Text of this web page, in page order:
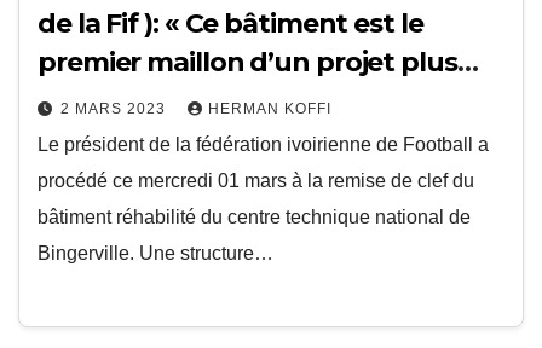
de la Fif ): « Ce bâtiment est le
premier maillon d’un projet plus
important »
2 MARS 2023 HERMAN KOFFI
Le président de la fédération ivoirienne de Football a
procédé ce mercredi 01 mars à la remise de clef du
bâtiment réhabilité du centre technique national de
Bingerville. Une structure…